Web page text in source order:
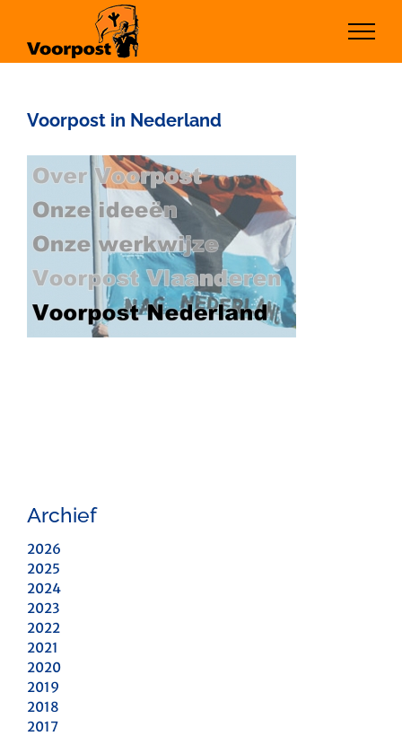
inhoud
Voorpost in Nederland
Archief
2026
2025
2024
2023
2022
2021
2020
2019
2018
2017